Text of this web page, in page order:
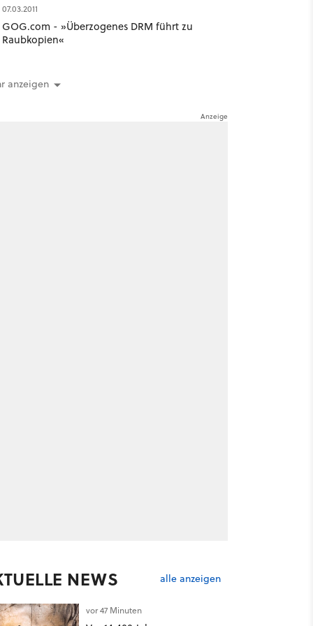
07.03.2011
GOG.com - »Überzogenes DRM führt zu
Raubkopien«
anzeigen
NEWS alle anzeigen
vor 47 Minuten